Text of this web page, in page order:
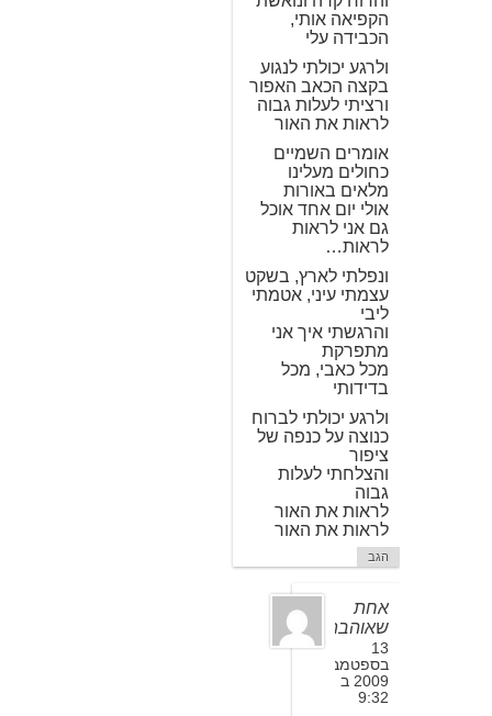
הקפיאה אותי,
הכבידה עלי
ולרגע יכולתי לנגוע
בקצה הכאב האפור
ורציתי לעלות גבוה
לראות את האור
אומרים השמיים
כחולים מעלינו
מלאים באורות
אולי יום אחד אוכל
גם אני לראות
לראות…
ונפלתי לארץ, בשקט
עצמתי עיני, אטמתי
ליבי
והרגשתי איך אני
מתפרקת
מכל כאבי, מכל
בדידותי
ולרגע יכולתי לברוח
כנוצה על כנפה של
ציפור
והצלחתי לעלות
גבוה
לראות את האור
לראות את האור
הגב
אחת
שאוהבת
13
בספטמבר
2009 ב
9:32